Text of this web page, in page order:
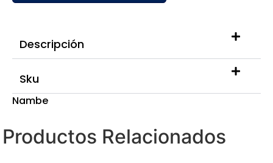
Descripción
Sku
Nambe
Productos Relacionados